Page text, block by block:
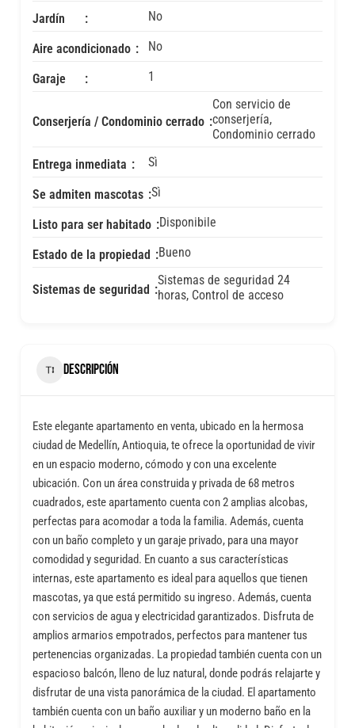
Jardín
No
Aire acondicionado No
Garaje 1
Conserjería / Condominio cerrado
Con servicio de
conserjería,
Condominio cerrado
Entrega inmediata
Sì
Se admiten mascotas Sì
Listo para ser habitado Disponibile
Estado de la propiedad Bueno
Sistemas de seguridad
Sistemas de seguridad 24
horas, Control de acceso
DESCRIPCIÓN
Este elegante apartamento en venta, ubicado en la hermosa
ciudad de Medellín, Antioquia, te ofrece la oportunidad de vivir
en un espacio moderno, cómodo y con una excelente
ubicación. Con un área construida y privada de 68 metros
cuadrados, este apartamento cuenta con 2 amplias alcobas,
perfectas para acomodar a toda la familia. Además, cuenta
con un baño completo y un garaje privado, para una mayor
comodidad y seguridad. En cuanto a sus características
internas, este apartamento es ideal para aquellos que tienen
mascotas, ya que está permitido su ingreso. Además, cuenta
con servicios de agua y electricidad garantizados. Disfruta de
amplios armarios empotrados, perfectos para mantener tus
pertenencias organizadas. La propiedad también cuenta con un
espacioso balcón, lleno de luz natural, donde podrás relajarte y
disfrutar de una vista panorámica de la ciudad. El apartamento
también cuenta con un baño auxiliar y un moderno baño en la